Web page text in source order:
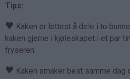
Tips:
♥ Kaken er lettest å dele i to
kaken gjerne i kjøleskapet i et par
fryseren.
♥ Kaken smaker best samme dag